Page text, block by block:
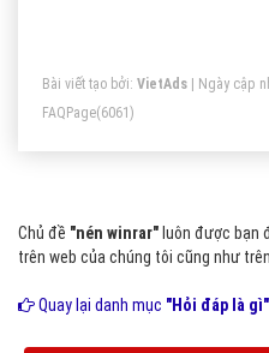
Bài viết tạo bởi: VietAds | Ngày cập
FAQPage(6061)
Chủ đề "nén winrar" luôn được bạn
trên web của chúng tôi cũng như trên
Quay lại danh mục "Hỏi đáp là gì"